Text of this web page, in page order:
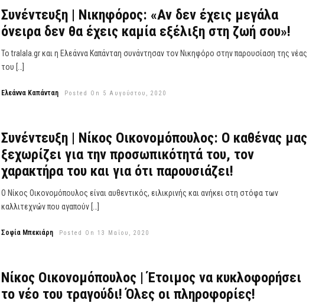
Συνέντευξη | Νικηφόρος: «Αν δεν έχεις μεγάλα
όνειρα δεν θα έχεις καμία εξέλιξη στη ζωή σου»!
Το tralala.gr και η Ελεάννα Καπάνταη συνάντησαν τον Νικηφόρο στην παρουσίαση της νέας
του […]
Ελεάννα Καπάνταη Posted On 5 Αυγούστου, 2020
Συνέντευξη | Νίκος Οικονομόπουλος: Ο καθένας μας
ξεχωρίζει για την προσωπικότητά του, τον
χαρακτήρα του και για ότι παρουσιάζει!
Ο Νίκος Οικονομόπουλος είναι αυθεντικός, ειλικρινής και ανήκει στη στόφα των
καλλιτεχνών που αγαπούν […]
Σοφία Μπεκιάρη Posted On 13 Μαΐου, 2020
Νίκος Οικονομόπουλος | Έτοιμος να κυκλοφορήσει
το νέο του τραγούδι! Όλες οι πληροφορίες!